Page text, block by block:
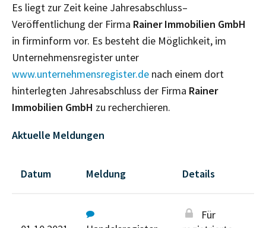
Es liegt zur Zeit keine Jahresabschluss–
Veröffentlichung der Firma Rainer Immobilien GmbH
in firminform vor. Es besteht die Möglichkeit, im
Unternehmensregister unter
www.unternehmensregister.de nach einem dort
hinterlegten Jahresabschluss der Firma Rainer
Immobilien GmbH zu recherchieren.
Aktuelle Meldungen
Datum Meldung Details
Für